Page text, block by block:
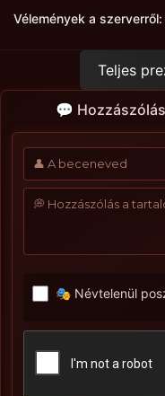
Vélemények a szerverről:
Teljes
💬
🎭 Névtelenül